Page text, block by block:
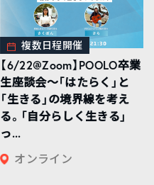
複数日程開催
【6/22@Zoom】POOLO卒業
生座談会〜「はたらく」と
「生きる」の境界線を考え
る。「自分らしく生きる」
っ...
オンライン